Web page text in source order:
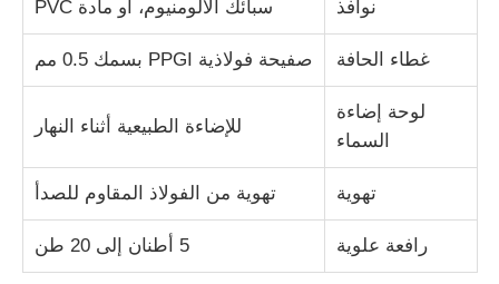
هيكل الفولاذ المغلف بالمسحوق
نوافذ سبائك الألومنيوم، أو مادة PVC
غطاء الحافة صفيحة فولاذية PPGI بسمك 0.5 مم
لوحة إضاءة
السماء
للإضاءة الطبيعية أثناء النهار
تهوية تهوية من الفولاذ المقاوم للصدأ
رافعة علوية 5 أطنان إلى 20 طن